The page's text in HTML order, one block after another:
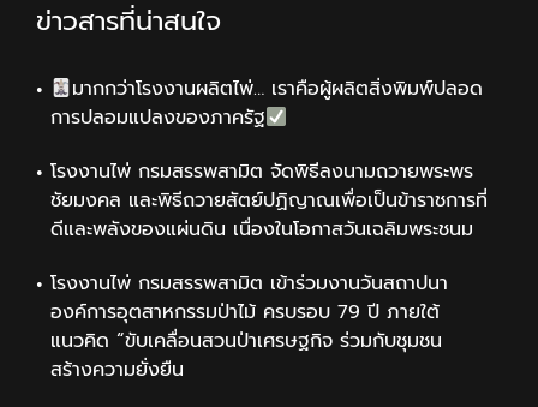
ข่าวสารที่น่าสนใจ
มากกว่าโรงงานผลิตไพ่… เราคือผู้ผลิตสิ่งพิมพ์ปลอด
การปลอมแปลงของภาครัฐ
โรงงานไพ่ กรมสรรพสามิต จัดพิธีลงนามถวายพระพร
ชัยมงคล และพิธีถวายสัตย์ปฏิญาณเพื่อเป็นข้าราชการที่
ดีและพลังของแผ่นดิน เนื่องในโอกาสวันเฉลิมพระชนม
โรงงานไพ่ กรมสรรพสามิต เข้าร่วมงานวันสถาปนา
องค์การอุตสาหกรรมป่าไม้ ครบรอบ 79 ปี ภายใต้
แนวคิด “ขับเคลื่อนสวนป่าเศรษฐกิจ ร่วมกับชุมชน
สร้างความยั่งยืน